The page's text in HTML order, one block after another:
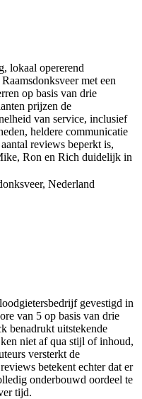
lokaal opererend
met een
op basis van drie
prijzen de
van service, inclusief
heldere communicatie
reviews beperkt is,
Ron en Rich duidelijk in
Nederland
gevestigd in
van 5 op basis van drie
benadrukt uitstekende
niet af qua stijl of inhoud,
versterkt de
betekent echter dat er
onderbouwd oordeel te
tijd.